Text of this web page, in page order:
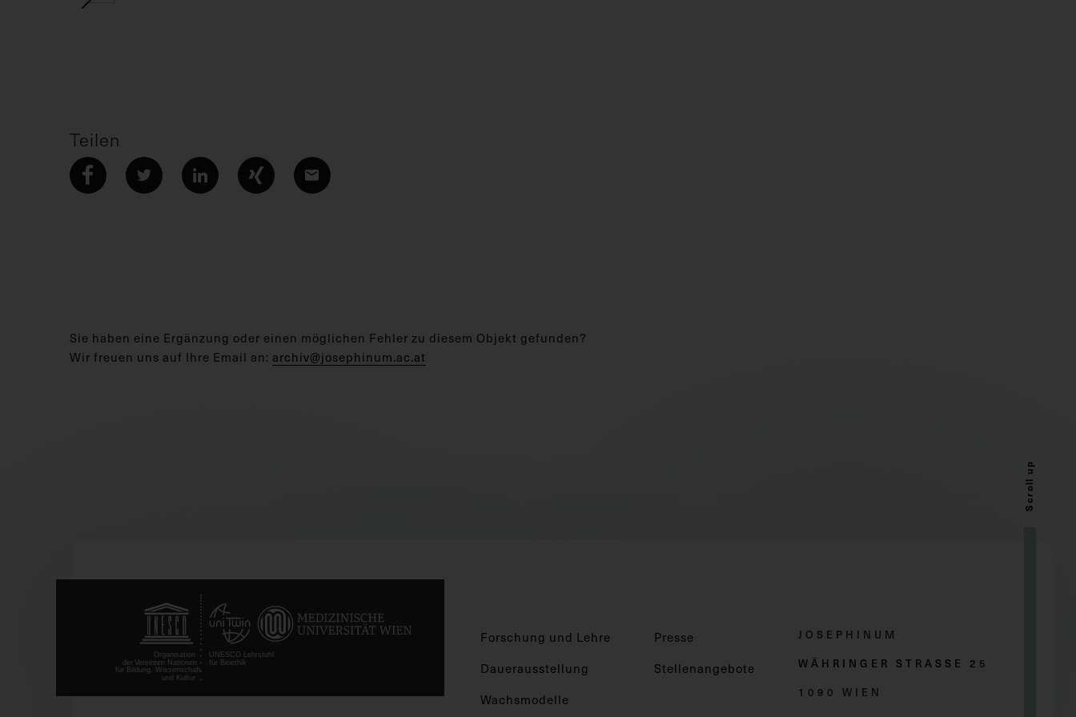
Teilen
Sie haben eine Ergänzung oder einen möglichen Fehler zu diesem Objekt gefunden?
Wir freuen uns auf Ihre Email an: archiv@josephinum.ac.at
Scroll up
Forschung und Lehre
Dauerausstellung
Wachsmodelle
Presse
Stellenangebote
JOSEPHINUM
WÄHRINGER STRASSE 2 5
1090 WIEN